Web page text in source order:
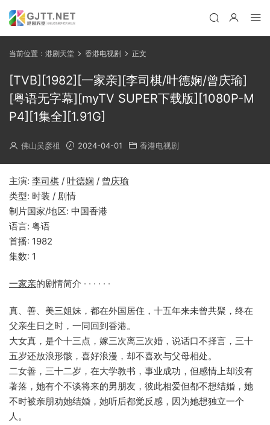
当前位置： 港剧天堂 香港电视剧 正文
[TVB][1982][一家亲][李司棋/叶德娴/曾庆瑜]
[粤语无字幕][myTV SUPER下载版][1080P-M
P4][1集全][1.91G]
佛山吴彦祖 2024-04-01 香港电视剧
主演: 李司棋 / 叶德娴 / 曾庆瑜
类型: 时装 / 剧情
制片国家/地区: 中国香港
语言: 粤语
首播: 1982
集数: 1
一家亲的剧情简介 · · · · · ·
真、善、美三姐妹，都在外国居住，十五年来未曾共聚，终在
父亲生日之时，一同回到香港。
大女真，是个十三点，嫁三次离三次婚，说话口不择言，三十
五岁还放浪形骸，喜好浪漫，却不喜欢与父母相处。
二女善，三十二岁，在大学教书，事业成功，但感情上却没有
著落，她有个不谈将来的男朋友，彼此相爱但都不想结婚，她
不时被亲朋劝她结婚，她听后都觉反感，因为她想独立一个
人。